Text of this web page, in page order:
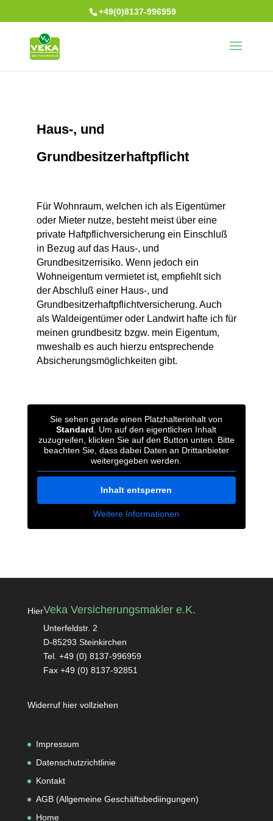
+49(0)8137-996959
Haus-, und
Grundbesitzerhaftpflicht
Für Wohnraum, welchen ich als Eigentümer
oder Mieter nutze, besteht meist über eine
private Haftpflichversicherung ein Einschluß
in Bezug auf das Haus-, und
Grundbesitzerrisiko. Wenn jedoch ein
Wohneigentum vermietet ist, empfiehlt sich
der Abschluß einer Haus-, und
Grundbesitzerhaftpflichtversicherung. Auch
als Waldeigentümer oder Landwirt hafte ich für
meinen grundbesitz bzgw. mein Eigentum,
mweshalb es auch hierzu entsprechende
Absicherungsmöglichkeiten gibt.
Sie sehen gerade einen Platzhalterinhalt von
Standard . Um auf den eigentlichen Inhalt
zuzugreifen, klicken Sie auf den Button unten. Bitte
beachten Sie, dass dabei Daten an Drittanbieter
weitergegeben werden.
Inhalt entsperren
Weitere Informationen
HierVeka Versicherungsmakler e.K.
Unterfeldstr. 2
D-85293 Steinkirchen
Tel. +49 (0) 8137-996959
Fax +49 (0) 8137-92851
Widerruf hier vollziehen
Impressum
Datenschutzrichtlinie
Kontakt
AGB (Allgemeine Geschäftsbediingungen)
Home